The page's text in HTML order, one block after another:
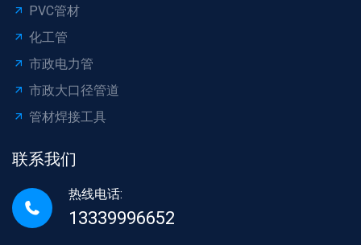
PVC管材
化工管
市政电力管
市政大口径管道
管材焊接工具
联系我们
热线电话:
13339996652